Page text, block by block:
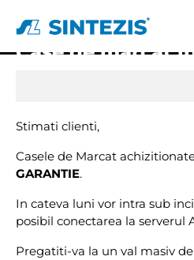
Case de marcat
Stimati clienti,
Casele de Marcat
GARANTIE.
In cateva luni vor intra sub
posibil conectarea la serverul
Pregatiti-va la un val masiv